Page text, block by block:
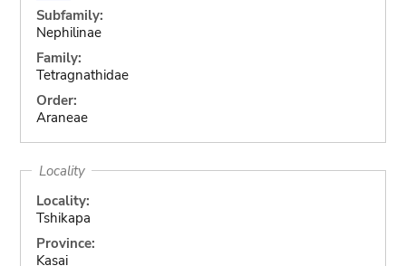
Subfamily:
Nephilinae
Family:
Tetragnathidae
Order:
Araneae
Locality
Locality:
Tshikapa
Province:
Kasai